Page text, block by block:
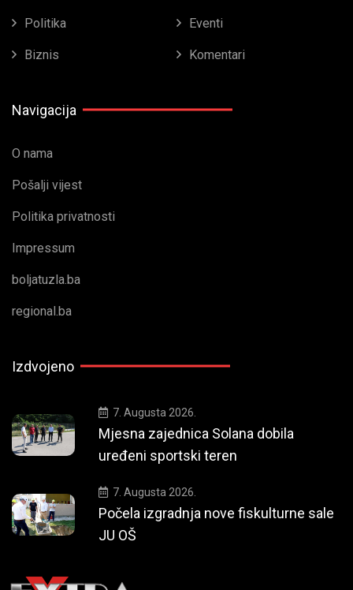
Politika Eventi
Biznis Komentari
Navigacija
O nama
Pošalji vijest
Politika privatnosti
Impressum
boljatuzla.ba
regional.ba
Izdvojeno
7. Augusta 2026.
Mjesna zajednica Solana dobila
uređeni sportski teren
7. Augusta 2026.
Počela izgradnja nove fiskulturne sale
JU OŠ